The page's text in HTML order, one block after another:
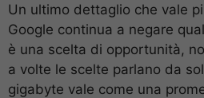
Un ultimo dettaglio che vale
Google continua a negare
è una scelta di opportunità,
a volte le scelte parlano da
gigabyte vale come una